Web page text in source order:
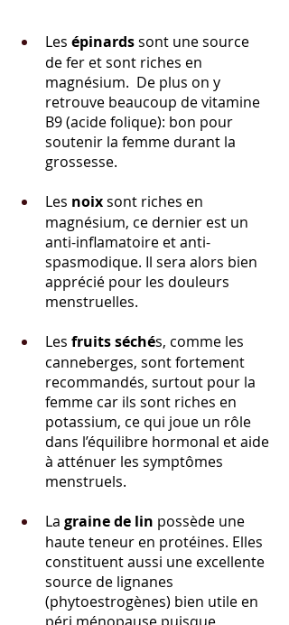
Les épinards sont une source
de fer et sont riches en
magnésium.  De plus on y
retrouve beaucoup de vitamine
B9 (acide folique): bon pour
soutenir la femme durant la
grossesse.
Les noix sont riches en
magnésium, ce dernier est un
anti-inflamatoire et anti-
spasmodique. Il sera alors bien
apprécié pour les douleurs
menstruelles.
Les fruits séchés, comme les
canneberges, sont fortement
recommandés, surtout pour la
femme car ils sont riches en
potassium, ce qui joue un rôle
dans l’équilibre hormonal et aide
à atténuer les symptômes
menstruels.
La graine de lin possède une
haute teneur en protéines. Elles
constituent aussi une excellente
source de lignanes
(phytoestrogènes) bien utile en